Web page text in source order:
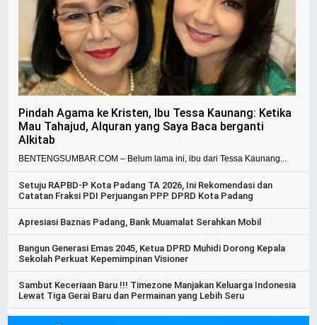
Pindah Agama ke Kristen, Ibu Tessa Kaunang: Ketika
Mau Tahajud, Alquran yang Saya Baca berganti
Alkitab
BENTENGSUMBAR.COM – Belum lama ini, ibu dari Tessa Kaunang...
Setuju RAPBD-P Kota Padang TA 2026, Ini Rekomendasi dan
Catatan Fraksi PDI Perjuangan PPP DPRD Kota Padang
Apresiasi Baznas Padang, Bank Muamalat Serahkan Mobil
Bangun Generasi Emas 2045, Ketua DPRD Muhidi Dorong Kepala
Sekolah Perkuat Kepemimpinan Visioner
Sambut Keceriaan Baru !!! Timezone Manjakan Keluarga Indonesia
Lewat Tiga Gerai Baru dan Permainan yang Lebih Seru